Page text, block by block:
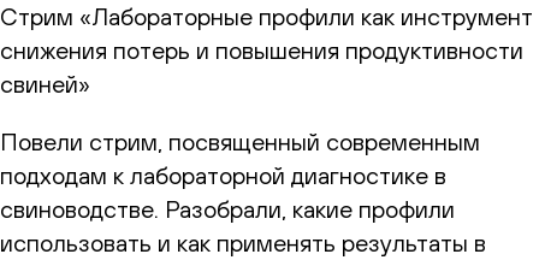
Стрим «Лабораторные профили как инструмент
снижения потерь и повышения продуктивности
свиней»
Повели стрим, посвященный современным
подходам к лабораторной диагностике в
свиноводстве. Разобрали, какие профили
использовать и как применять результаты в